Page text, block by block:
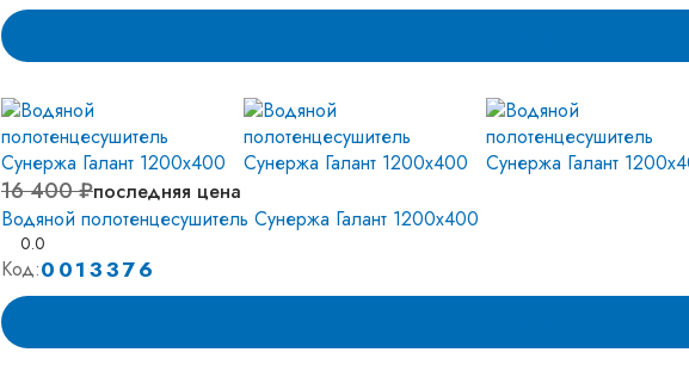
16 400 ₽последняя цена
Водяной полотенцесушитель Сунержа Галант 1200x400
0.0
Код:0013376